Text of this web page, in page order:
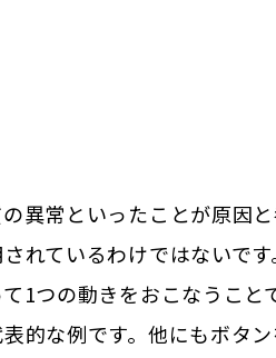
異常といったことが原因
れているわけではないです
1つの動きをおこなうことで
的な例です。他にもボタ